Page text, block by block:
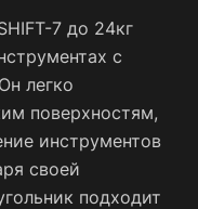
7 до 24кг
с
легко
поверхностям,
инструментов
своей
подходит